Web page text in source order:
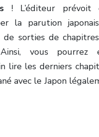
! L’éditeur prévoit
la parution
de sorties de
vous pourrez
lire les derniers
avec le Japon